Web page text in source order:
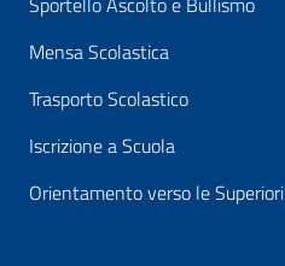
Mensa Scolastica
Trasporto Scolastico
Iscrizione a Scuola
Orientamento verso le Superiori